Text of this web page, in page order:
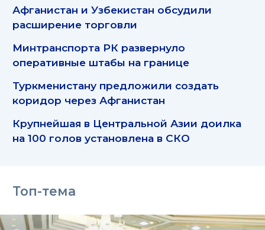
Афганистан и Узбекистан обсудили
расширение торговли
Минтранспорта РК развернуло
оперативные штабы на границе
Туркменистану предложили создать
коридор через Афганистан
Крупнейшая в Центральной Азии доилка
на 100 голов установлена в СКО
Топ-тема